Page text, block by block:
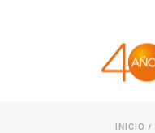
INICIO /